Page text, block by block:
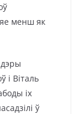
менш як
і Віталь
іх
ў